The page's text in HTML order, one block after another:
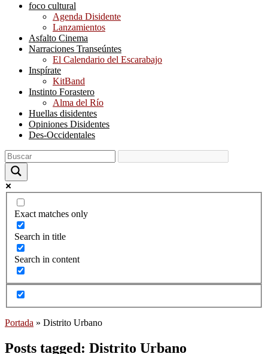
foco cultural
Agenda Disidente
Lanzamientos
Asfalto Cinema
Narraciones Transeúntes
El Calendario del Escarabajo
Inspírate
KitBand
Instinto Forastero
Alma del Río
Huellas disidentes
Opiniones Disidentes
Des-Occidentales
Exact matches only
Search in title
Search in content
Portada » Distrito Urbano
Posts tagged: Distrito Urbano